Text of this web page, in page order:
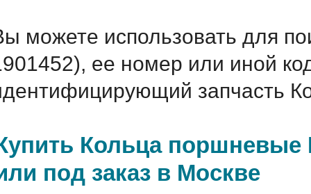
можете использовать для
ее номер или иной
запчасть
Кольца поршневые
под заказ в Москве